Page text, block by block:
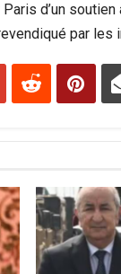
d’un
par